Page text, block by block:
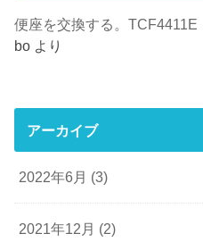
便座を交換する。
bo より
アーカイブ
2022年6月 (3)
2021年12月 (2)